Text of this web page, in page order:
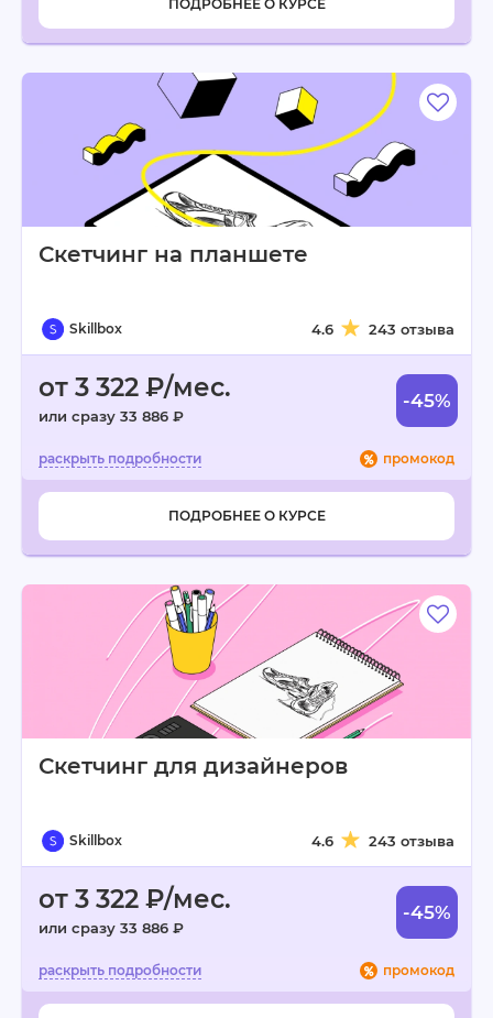
ПОДРОБНЕЕ О КУРСЕ
Скетчинг на планшете
Skillbox 4.6 243 отзыва
от 3 322 ₽/мес.
или сразу 33 886 ₽
-45%
промокод
ПОДРОБНЕЕ О КУРСЕ
Скетчинг для дизайнеров
Skillbox 4.6 243 отзыва
от 3 322 ₽/мес.
или сразу 33 886 ₽
-45%
промокод